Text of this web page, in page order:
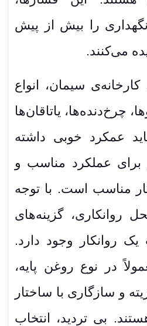
را بیش از پیش
می‌کنند.
سیمان، انواع
چرخ‌دنده‌ها، یاتاقان‌ها
عمکرد خوبی داشته
برای عملکرد مناسب و
مناسب است. با توجه
روانکاری، گزینه‌های
یک روانکار وجود دارد.
در نوع روغن پایه،
و سازگاری با ساختار
بی تردید، انتخاب